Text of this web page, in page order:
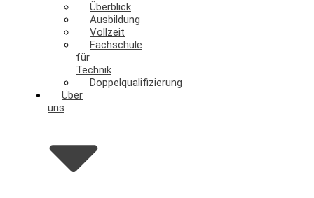
Überblick
Ausbildung
Vollzeit
Fachschule
für
Technik
Doppelqualifizierung
Über
uns